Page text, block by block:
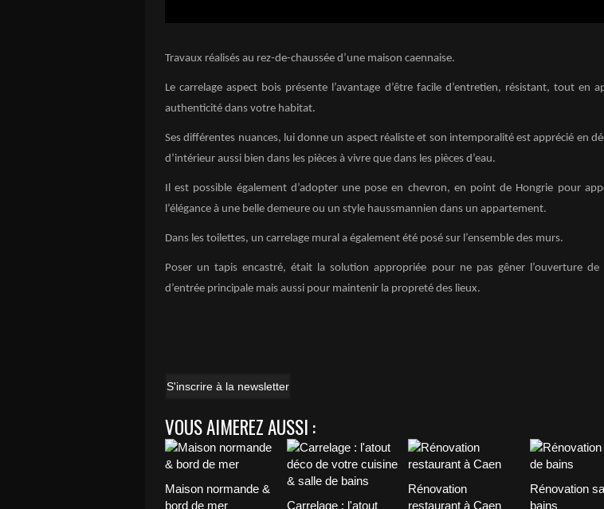
Travaux réalisés au rez-de-chaussée d’une maison caennaise.
Le carrelage aspect bois présente l’avantage d’être facile d’entretien, résistant, tout en
authenticité dans votre habitat.
Ses différentes nuances, lui donne un aspect réaliste et son intemporalité est apprécié en
d’intérieur aussi bien dans les pièces à vivre que dans les pièces d’eau.
Il est possible également d’adopter une pose en chevron, en point de Hongrie pour
l’élégance à une belle demeure ou un style haussmannien dans un appartement.
Dans les toilettes, un carrelage mural a également été posé sur l’ensemble des murs.
Poser un tapis encastré, était la solution appropriée pour ne pas gêner l’ouverture
d’entrée principale mais aussi pour maintenir la propreté des lieux.
S'inscrire à la newsletter
VOUS AIMEREZ AUSSI :
Maison normande &
bord de mer
Carrelage : l'atout
Rénovation
restaurant à Caen
Rénovation
bains